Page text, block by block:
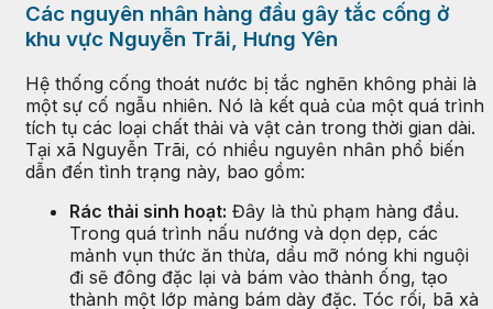
Các nguyên nhân hàng đầu gây tắc cống ở
khu vực Nguyễn Trãi, Hưng Yên
Hệ thống cống thoát nước bị tắc nghẽn không phải là
một sự cố ngẫu nhiên. Nó là kết quả của một quá trình
tích tụ các loại chất thải và vật cản trong thời gian dài.
Tại xã Nguyễn Trãi, có nhiều nguyên nhân phổ biến
dẫn đến tình trạng này, bao gồm:
Rác thải sinh hoạt: Đây là thủ phạm hàng đầu.
Trong quá trình nấu nướng và dọn dẹp, các
mảnh vụn thức ăn thừa, dầu mỡ nóng khi nguội
đi sẽ đông đặc lại và bám vào thành ống, tạo
thành một lớp mảng bám dày đặc. Tóc rối, bã xà